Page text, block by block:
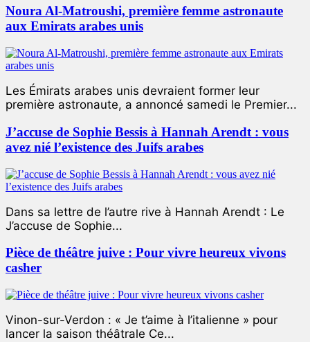
Noura Al-Matroushi, première femme astronaute
aux Emirats arabes unis
Les Émirats arabes unis devraient former leur
première astronaute, a annoncé samedi le Premier...
J’accuse de Sophie Bessis à Hannah Arendt : vous
avez nié l’existence des Juifs arabes
Dans sa lettre de l’autre rive à Hannah Arendt : Le
J’accuse de Sophie...
Pièce de théâtre juive : Pour vivre heureux vivons
casher
Vinon-sur-Verdon : « Je t’aime à l’italienne » pour
lancer la saison théâtrale Ce...